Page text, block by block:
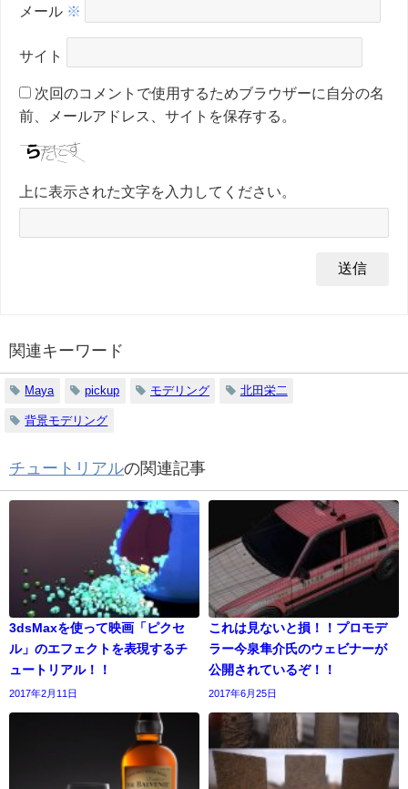
メール ※
サイト
次回のコメントで使用するためブラウザーに自分の名
前、メールアドレス、サイトを保存する。
上に表示された文字を入力してください。
関連キーワード
Maya pickup モデリング 北田栄二
背景モデリング
チュートリアルの関連記事
3dsMaxを使って映画「ピクセ
ル」のエフェクトを表現するチ
ュートリアル！！
2017年2月11日
これは見ないと損！！プロモデ
ラー今泉隼介氏のウェビナーが
公開されているぞ！！
2017年6月25日